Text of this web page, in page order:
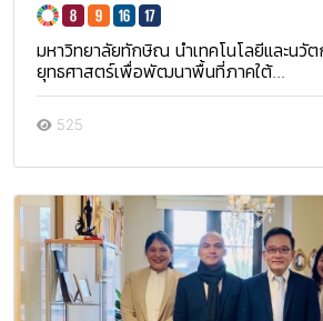
มหาวิทยาลัยทักษิณ นำเทคโนโลยีและนวั
ยุทธศาสตร์เพื่อพัฒนาพื้นที่ภาคใต้...
525